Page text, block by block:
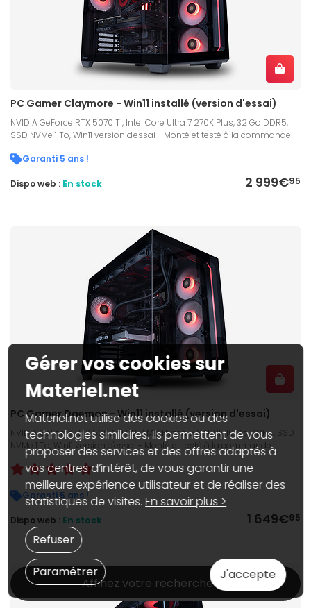
PC Gamer Claymore - Win11 installé (version d'essai)
NVIDIA GeForce RTX 5070 Ti, Intel Core Ultra 7 270K Plus, 32 Go DDR5,
SSD NVMe 1 To, Win11 version d'essai - Monté et testé à la commande
Garanti 5 ans !
2 999€95
Dispo web : En stock
PC Gamer Daemon - Win11 installé (version d'essai)
NVIDIA GeForce RTX 5060 Ti 8G, AMD Ryzen 5 8400F, 16 Go DDR5, SSD
NVMe 1 To, Win11 version d'essai - Monté et testé à la commande
Garanti 5 ans !
1 649€95
Dispo web : En stock
Affinez votre recherche
Gérer vos cookies sur
Materiel.net
Materiel.net utilise des cookies ou des
technologies similaires. Ils permettent de vous
proposer des services et des offres adaptés à
vos centres d’intérêt, de vous garantir une
meilleure expérience utilisateur et de réaliser des
statistiques de visites.En savoir plus >
J'accepte
Paramétrer
Refuser